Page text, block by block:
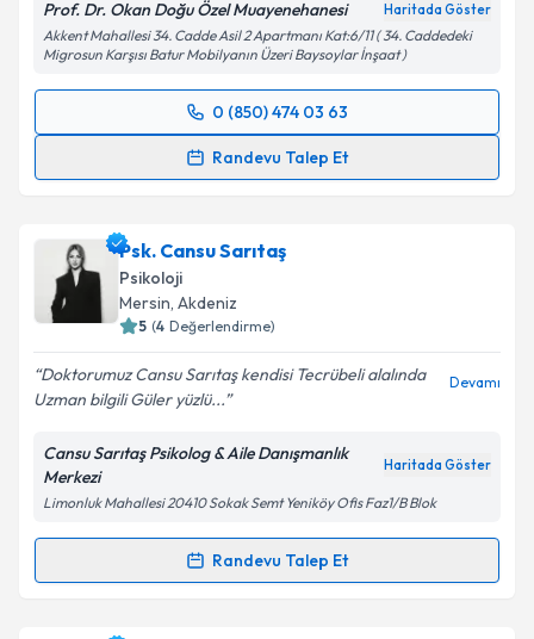
Takvim Talebini Gönder
Prof. Dr. Okan Doğu Özel Muayenehanesi Haritada Göster
Akkent Mahallesi 34. Cadde Asil 2 Apartmanı Kat:6/11 ( 34. Caddedeki
Migrosun Karşısı Batur Mobilyanın Üzeri Baysoylar İnşaat )
0 (850) 474 03 63
Randevu Talep Et
Randevu Takvimi Talebi
takvim hazırlandığında e-posta ile bilgilendireceğiz.
E-posta Adresiniz
Kişisel verilerimin işlenmesine ilişkin
kapsamda işlenmesini kabul ediyorum.
Takvim Talebini Gönder
Psk. Cansu Sarıtaş
Psikoloji
Mersin, Akdeniz
5 (4 Değerlendirme)
Doktorumuz Cansu Sarıtaş kendisi Tecrübeli alalında
Uzman bilgili Güler yüzlü...
Devamı
Cansu Sarıtaş Psikolog & Aile Danışmanlık
Merkezi
Haritada Göster
Limonluk Mahallesi 20410 Sokak Semt Yeniköy Ofis Faz1/B Blok
Randevu Talep Et
Randevu Takvimi Talebi